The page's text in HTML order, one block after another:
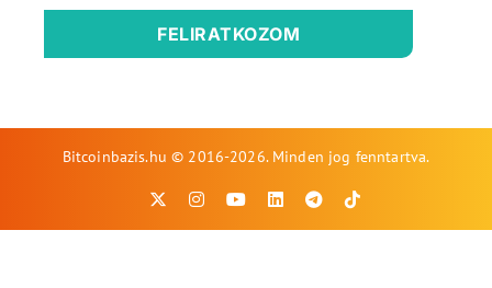
FELIRATKOZOM
Bitcoinbazis.hu © 2016-2026. Minden jog fenntartva.